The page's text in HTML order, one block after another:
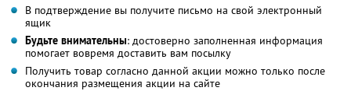
В подтверждение вы получите письмо на свой электронный
ящик
Будьте внимательны: достоверно заполненная информация
помогает вовремя доставить вам посылку
Получить товар согласно данной акции можно только после
окончания размещения акции на сайте